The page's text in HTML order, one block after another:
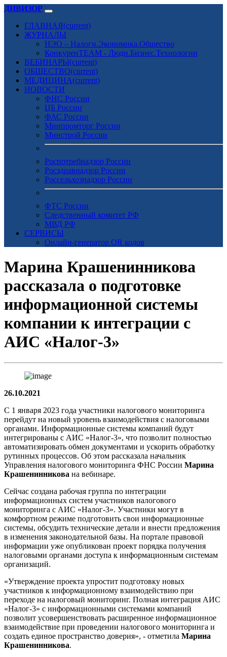
ДИВИЗОР
ГЛАВНАЯ(current)
ЖУРНАЛЫ
НЭО – Налоги.Экономика.Общество
КонкуренTEAM - Люди.Бизнес.Технологии
ВЕБИНАРЫ(current)
ОБЩЕСТВО(current)
МЕДИЦИНА(current)
НОВОСТИ
ФНС России
ЦБ России
ФАС России
Минпромторг России
Минстрой России
Роспотребнадзор России
Росздравнадзор России
Россельхознадзор России
ФТС России
Следственный комитет РФ
МВД РФ
СЕРВИСЫ
Онлайн-генератор QR кодов
Марина Крашенинникова
рассказала о подготовке
информационной системы
компании к интеграции с
АИС «Налог-3»
26.10.2021
С 1 января 2023 года участники налогового мониторинга
перейдут на новый уровень взаимодействия с налоговыми
органами. Информационные системы компаний будут
интегрированы с АИС «Налог-3», что позволит полностью
автоматизировать обмен документами и ускорить обработку
рутинных процессов. Об этом рассказала начальник
Управления налогового мониторинга ФНС России Марина
Крашенинникова на вебинаре.
Сейчас создана рабочая группа по интеграции
информационных систем участников налогового
мониторинга с АИС «Налог-3». Участники могут в
комфортном режиме подготовить свои информационные
системы, обсудить технические детали и внести предложения
в изменения законодательной базы. На портале правовой
информации уже опубликован проект порядка получения
налоговыми органами доступа к информационным системам
организаций.
«Утверждение проекта упростит подготовку новых
участников к информационному взаимодействию при
переходе на налоговый мониторинг. Полная интеграция АИС
«Налог-3» с информационными системами компаний
позволит усовершенствовать расширенное информационное
взаимодействие при проведении налогового мониторинга и
создать единое пространство доверия», - отметила Марина
Крашенинникова.